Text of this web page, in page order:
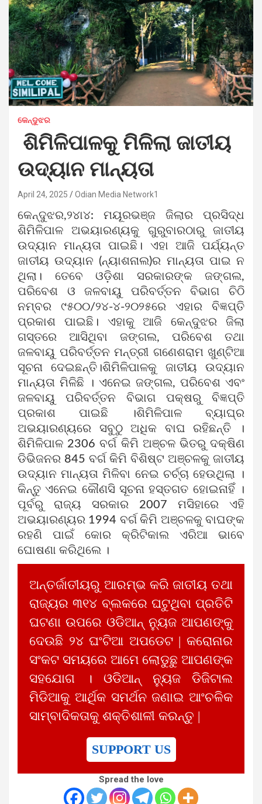
କେନ୍ଦୁଝର
ଶିମିଳିପାଳକୁ ମିଳିଲା ଜାତୀୟ
ଉଦ୍ୟାନ ମାନ୍ୟତା
April 24, 2025 Odian Media Network1
କେନ୍ଦୁଝର,୨୪ା୪: ମୟୂରଭଞ୍ଜ ଜିଲାର ପ୍ରସିଦ୍ଧ
ଶିମିଳିପାଳ ଅଭୟାରଣ୍ୟକୁ ଗୁରୁବାରଠାରୁ ଜାତୀୟ
ଉଦ୍ୟାନ ମାନ୍ୟତା ପାଇଛି। ଏହା ଆଜି ପର୍ଯ୍ୟନ୍ତ
ଜାତୀୟ ଉଦ୍ୟାନ (ନ୍ୟାଶନାଲ)ର ମାନ୍ୟତା ପାଇ ନ
ଥିଲା। ତେବେ ଓଡ଼ିଶା ସରକାରଙ୍କ ଜଙ୍ଗଲ,
ପରିବେଶ ଓ ଜଳବାୟୁ ପରିବର୍ତ୍ତନ ବିଭାଗ ଚିଠି
ନମ୍ବର ୯୫୦୦/୨୪-୪-୨୦୨୫ରେ ଏହାର ବିଜ୍ଞପ୍ତି
ପ୍ରକାଶ ପାଇଛି। ଏହାକୁ ଆଜି କେନ୍ଦୁଝର ଜିଲା
ଗସ୍ତରେ ଆସିଥିବା ଜଙ୍ଗଲ, ପରିବେଶ ତଥା
ଜଳବାୟୁ ପରିବର୍ତ୍ତନ ମନ୍ତ୍ରୀ ଗଣେଶରାମ ଖୁଣ୍ଟିଆ
ସୂଚନା ଦେଇଛନ୍ତି।ଶିମିଳିପାଳକୁ ଜାତୀୟ ଉଦ୍ୟାନ
ମାନ୍ୟତା ମିଳିଛି । ଏନେଇ ଜଙ୍ଗଲ, ପରିବେଶ ଏବଂ
ଜଳବାୟୁ ପରିବର୍ତ୍ତନ ବିଭାଗ ପକ୍ଷରୁ ବିଜ୍ଞପ୍ତି
ପ୍ରକାଶ ପାଇଛି ।ଶିମିଳିପାଳ ବ୍ୟାଘ୍ର
ଅଭୟାରଣ୍ୟରେ ସବୁଠୁ ଅଧିକ ବାଘ ରହିଛନ୍ତି ।
ଶିମିଳିପାଳ 2306 ବର୍ଗ କିମି ଅଞ୍ଚଳ ଭିତରୁ ଦକ୍ଷିଣ
ଡିଭିଜନର 845 ବର୍ଗ କିମି ବିଶିଷ୍ଟ ଅଞ୍ଚଳକୁ ଜାତୀୟ
ଉଦ୍ୟାନ ମାନ୍ୟତା ମିଳିବା ନେଇ ଚର୍ଚ୍ଚା ହେଉଥିଲା ।
କିନ୍ତୁ ଏନେଇ କୌଣସି ସୂଚନା ହସ୍ତଗତ ହୋଇନାହିଁ ।
ପୂର୍ବରୁ ରାଜ୍ୟ ସରକାର 2007 ମସିହାରେ ଏହି
ଅଭୟାରଣ୍ୟର 1994 ବର୍ଗ କିମି ଅଞ୍ଚଳକୁ ବାଘଙ୍କ
ରହଣି ପାଇଁ କୋର କ୍ରିଟିକାଲ ଏରିଆ ଭାବେ
ଘୋଷଣା କରିଥିଲେ ।
ଅନ୍ତର୍ଜାତୀୟରୁ ଆରମ୍ଭ କରି ଜାତୀୟ ତଥା
ରାଜ୍ୟର ୩୧୪ ବ୍ଲକରେ ଘଟୁଥିବା ପ୍ରତିଟି
ଘଟଣା ଉପରେ ଓଡିଆନ୍ ନ୍ୟୁଜ ଆପଣଙ୍କୁ
ଦେଉଛି ୨୪ ଘଂଟିଆ ଅପଡେଟ | କରୋନାର
ସଂକଟ ସମୟରେ ଆମେ ଲୋଡୁଛୁ ଆପଣଙ୍କ
ସହଯୋଗ । ଓଡିଆନ୍ ନ୍ୟୁଜ ଡିଜିଟାଲ
ମିଡିଆକୁ ଆର୍ଥିକ ସମର୍ଥନ ଜଣାଇ ଆଂଚଳିକ
ସାମ୍ବାଦିକତାକୁ ଶକ୍ତିଶାଳୀ କରନ୍ତୁ |
SUPPORT US
Spread the love